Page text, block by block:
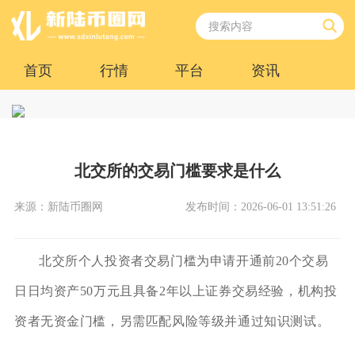
首页 行情 平台 资讯
北交所的交易门槛要求是什么
来源：新陆币圈网 发布时间：2026-06-01 13:51:26
北交所个人投资者交易门槛为申请开通前20个交易
日日均资产50万元且具备2年以上证券交易经验，机构投
资者无资金门槛，另需匹配风险等级并通过知识测试。